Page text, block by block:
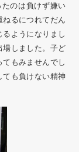
のは負けず嫌い
るにつれてだん
ようになりまし
場しました。子ど
もみませんでし
も負けない精神